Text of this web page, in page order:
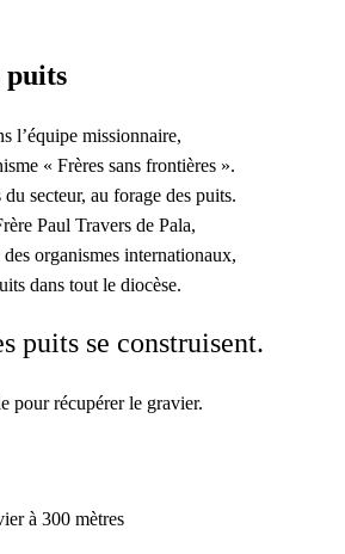
puits
l’équipe missionnaire,
« Frères sans frontières ».
secteur, au forage des puits.
Paul Travers de Pala,
organis­mes internationaux,
dans tout le diocèse.
puits se construisent.
pour récupérer le gravier.
à 300 mètres